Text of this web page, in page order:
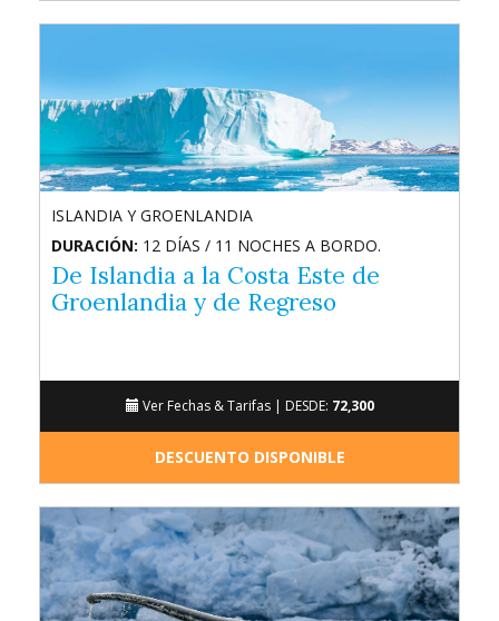
ISLANDIA Y GROENLANDIA
DURACIÓN: 12 DÍAS / 11 NOCHES A BORDO.
De Islandia a la Costa Este de
Groenlandia y de Regreso
Ver Fechas & Tarifas | DESDE: 72,300
DESCUENTO DISPONIBLE